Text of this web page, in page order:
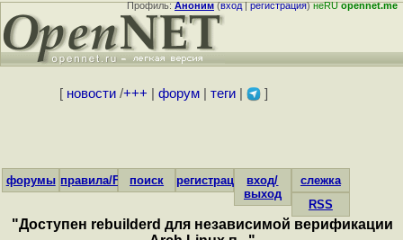
Профиль:Аноним(вход|регистрация)неRUopennet.me
[ новости/+++ форум| теги| ]
форумы правила/FAQпоиск регистрациявход/
выход
слежка
RSS
"Доступен rebuilderd для независимой верификации